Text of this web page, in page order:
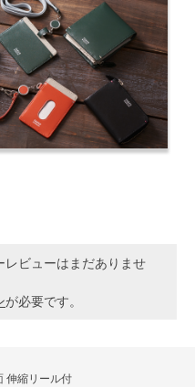
レビューはまだありませ
が必要です。
伸縮リール付